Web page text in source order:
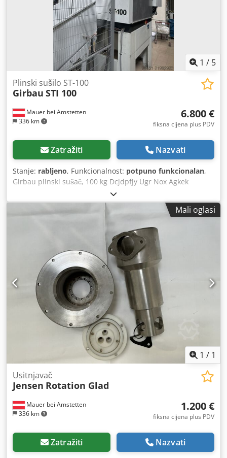
1 / 5
Mauer bei Amstetten
336 km
Plinski sušilo ST-100
Girbau STI 100
6.800 €
fiksna cijena plus PDV
Zatražiti Nazvati
Stanje: rabljeno, Funkcionalnost: potpuno funkcionalan,
Girbau plinski sušač, 100 kg Dcjdpfjy Ugr Nox Agkek
Mali oglasi
1 / 1
Mauer bei Amstetten
336 km
Usitnjavač
Jensen Rotation Glad
1.200 €
fiksna cijena plus PDV
Zatražiti Nazvati